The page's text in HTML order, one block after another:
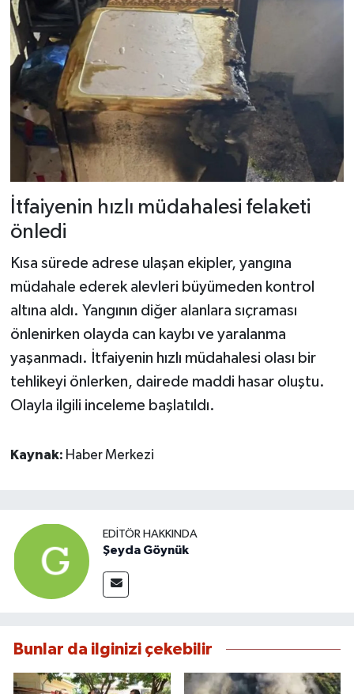
İtfaiyenin hızlı müdahalesi felaketi
önledi
Kısa sürede adrese ulaşan ekipler, yangına
müdahale ederek alevleri büyümeden kontrol
altına aldı. Yangının diğer alanlara sıçraması
önlenirken olayda can kaybı ve yaralanma
yaşanmadı. İtfaiyenin hızlı müdahalesi olası bir
tehlikeyi önlerken, dairede maddi hasar oluştu.
Olayla ilgili inceleme başlatıldı.
Kaynak: Haber Merkezi
EDITÖR HAKKINDA
Şeyda Göynük
Bunlar da ilginizi çekebilir